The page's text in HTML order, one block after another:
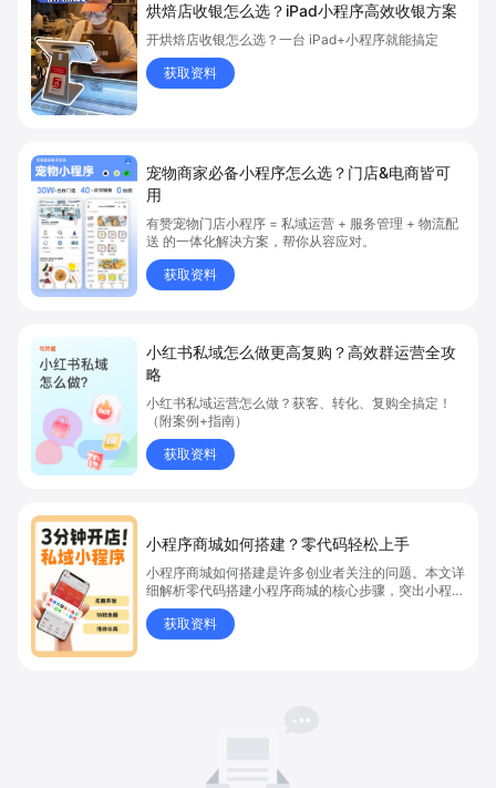
烘焙店收银怎么选？iPad小程序高效收银方案
开烘焙店收银怎么选？一台 iPad+小程序就能搞定
获取资料
宠物商家必备小程序怎么选？门店&电商皆可
用
有赞宠物门店小程序 = 私域运营 + 服务管理 + 物流配
送 的一体化解决方案，帮你从容应对。
获取资料
小红书私域怎么做更高复购？高效群运营全攻
略
小红书私域运营怎么做？获客、转化、复购全搞定！
（附案例+指南）
获取资料
小程序商城如何搭建？零代码轻松上手
小程序商城如何搭建是许多创业者关注的问题。本文详
细解析零代码搭建小程序商城的核心步骤，突出小程序
商城、商城搭建与零代码开店优势，帮助你轻松实现商
品上架、全渠道销售及高效会员运营，快速开启线上卖
货新模式。点击获取详细操作指南！
获取资料